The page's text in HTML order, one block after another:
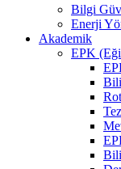
Bilgi
Enerji
Akademik
EPK